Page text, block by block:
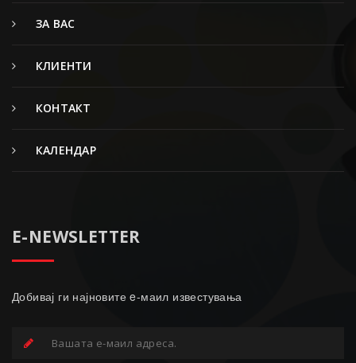
ЗА ВАС
КЛИЕНТИ
КОНТАКТ
КАЛЕНДАР
E-NEWSLETTER
Добивај ги најновите e-маил известувања